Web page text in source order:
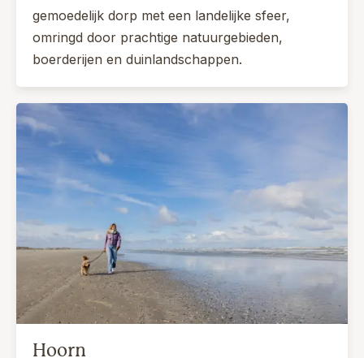
gemoedelijk dorp met een landelijke sfeer,
omringd door prachtige natuurgebieden,
boerderijen en duinlandschappen.
Hoorn